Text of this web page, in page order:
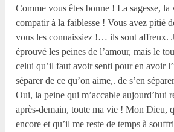
Comme vous êtes bonne ! La sagesse, la
compatir à la faiblesse ! Vous avez pitié
vous les connaissiez !… ils sont affreux.
éprouvé les peines de l’amour, mais le
celui qu’il faut avoir senti pour en avoir
séparer de ce qu’on aime,. de s’en
Oui, la peine qui m’accable aujourd’hui
après-demain, toute ma vie ! Mon Dieu,
encore et qu’il me reste de temps à